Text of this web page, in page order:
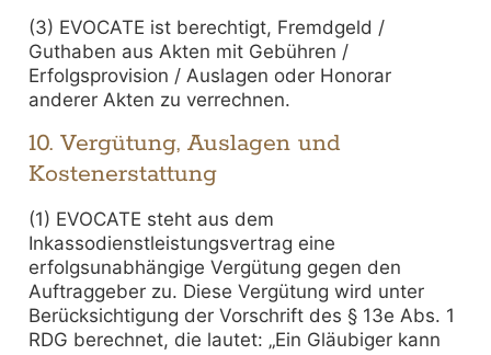
(3) EVOCATE ist berechtigt, Fremdgeld /
Guthaben aus Akten mit Gebühren /
Erfolgsprovision / Auslagen oder Honorar
anderer Akten zu verrechnen.
10. Vergütung, Auslagen und
Kostenerstattung
(1) EVOCATE steht aus dem
Inkassodienstleistungsvertrag eine
erfolgsunabhängige Vergütung gegen den
Auftraggeber zu. Diese Vergütung wird unter
Berücksichtigung der Vorschrift des § 13e Abs. 1
RDG berechnet, die lautet: „Ein Gläubiger kann